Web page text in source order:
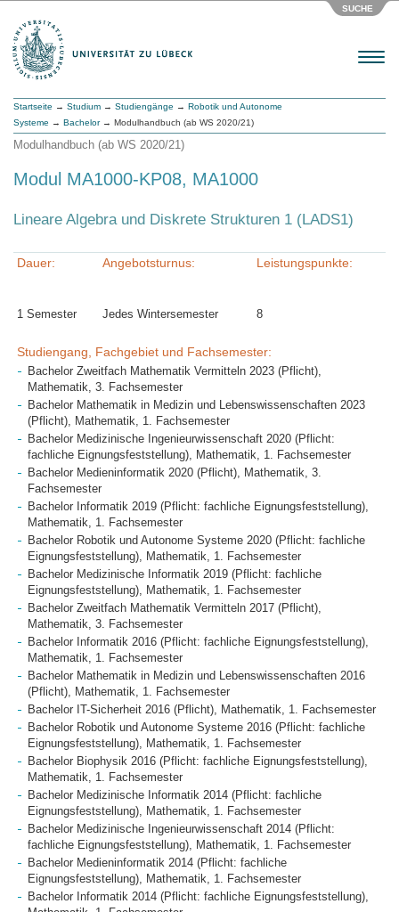
SUCHE
Menu
Startseite → Studium → Studiengänge → Robotik und Autonome
Systeme → Bachelor→ Modulhandbuch (ab WS 2020/21)
Modulhandbuch (ab WS 2020/21)
Modul MA1000-KP08, MA1000
Lineare Algebra und Diskrete Strukturen 1 (LADS1)
Dauer:
1 Semester
Angebotsturnus:
Jedes Wintersemester
Leistungspunkte:
8
Studiengang, Fachgebiet und Fachsemester:
Bachelor Zweitfach Mathematik Vermitteln 2023 (Pflicht),
Mathematik, 3. Fachsemester
Bachelor Mathematik in Medizin und Lebenswissenschaften 2023
(Pflicht), Mathematik, 1. Fachsemester
Bachelor Medizinische Ingenieurwissenschaft 2020 (Pflicht:
fachliche Eignungsfeststellung), Mathematik, 1. Fachsemester
Bachelor Medieninformatik 2020 (Pflicht), Mathematik, 3.
Fachsemester
Bachelor Informatik 2019 (Pflicht: fachliche Eignungsfeststellung),
Mathematik, 1. Fachsemester
Bachelor Robotik und Autonome Systeme 2020 (Pflicht: fachliche
Eignungsfeststellung), Mathematik, 1. Fachsemester
Bachelor Medizinische Informatik 2019 (Pflicht: fachliche
Eignungsfeststellung), Mathematik, 1. Fachsemester
Bachelor Zweitfach Mathematik Vermitteln 2017 (Pflicht),
Mathematik, 3. Fachsemester
Bachelor Informatik 2016 (Pflicht: fachliche Eignungsfeststellung),
Mathematik, 1. Fachsemester
Bachelor Mathematik in Medizin und Lebenswissenschaften 2016
(Pflicht), Mathematik, 1. Fachsemester
Bachelor IT-Sicherheit 2016 (Pflicht), Mathematik, 1. Fachsemester
Bachelor Robotik und Autonome Systeme 2016 (Pflicht: fachliche
Eignungsfeststellung), Mathematik, 1. Fachsemester
Bachelor Biophysik 2016 (Pflicht: fachliche Eignungsfeststellung),
Mathematik, 1. Fachsemester
Bachelor Medizinische Informatik 2014 (Pflicht: fachliche
Eignungsfeststellung), Mathematik, 1. Fachsemester
Bachelor Medizinische Ingenieurwissenschaft 2014 (Pflicht:
fachliche Eignungsfeststellung), Mathematik, 1. Fachsemester
Bachelor Medieninformatik 2014 (Pflicht: fachliche
Eignungsfeststellung), Mathematik, 1. Fachsemester
Bachelor Informatik 2014 (Pflicht: fachliche Eignungsfeststellung),